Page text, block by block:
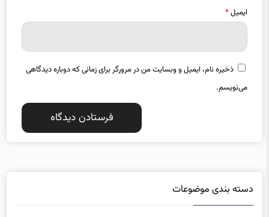
ایمیل*
ذخیره نام، ایمیل و وبسایت من در مرورگر برای زمانی که دوباره دیدگاهی
می‌نویسم.
دسته بندی موضوعات